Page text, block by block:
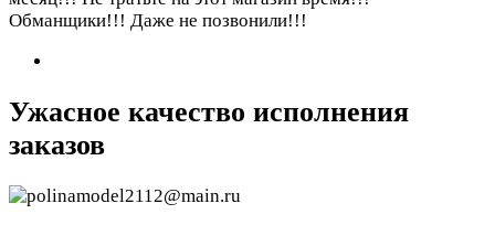
Обманщики!!! Даже не позвонили!!!
Ужасное качество исполнения
заказов